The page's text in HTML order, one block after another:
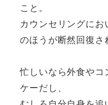
こと。
カウンセリングに
のほうが断然回復さ
忙しいなら外食やコ
ケーだし、